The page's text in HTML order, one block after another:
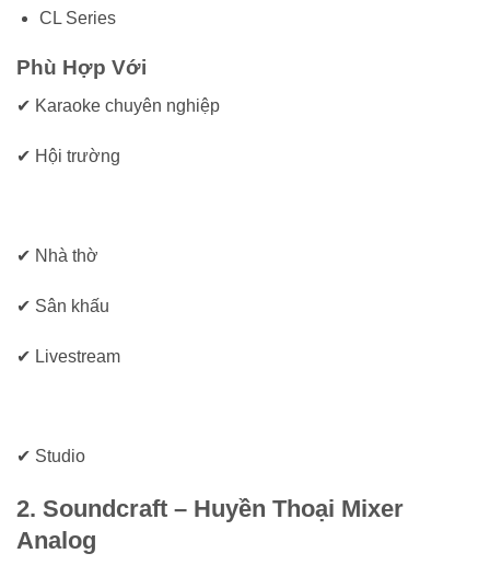
CL Series
Phù Hợp Với
✔ Karaoke chuyên nghiệp
✔ Hội trường
✔ Nhà thờ
✔ Sân khấu
✔ Livestream
✔ Studio
2. Soundcraft – Huyền Thoại Mixer
Analog